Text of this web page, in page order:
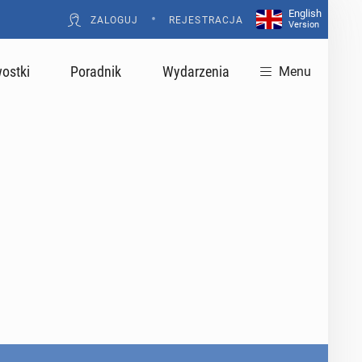
ZALOGUJ • REJESTRACJA
English
Version
Poradnik Wydarzenia Menu